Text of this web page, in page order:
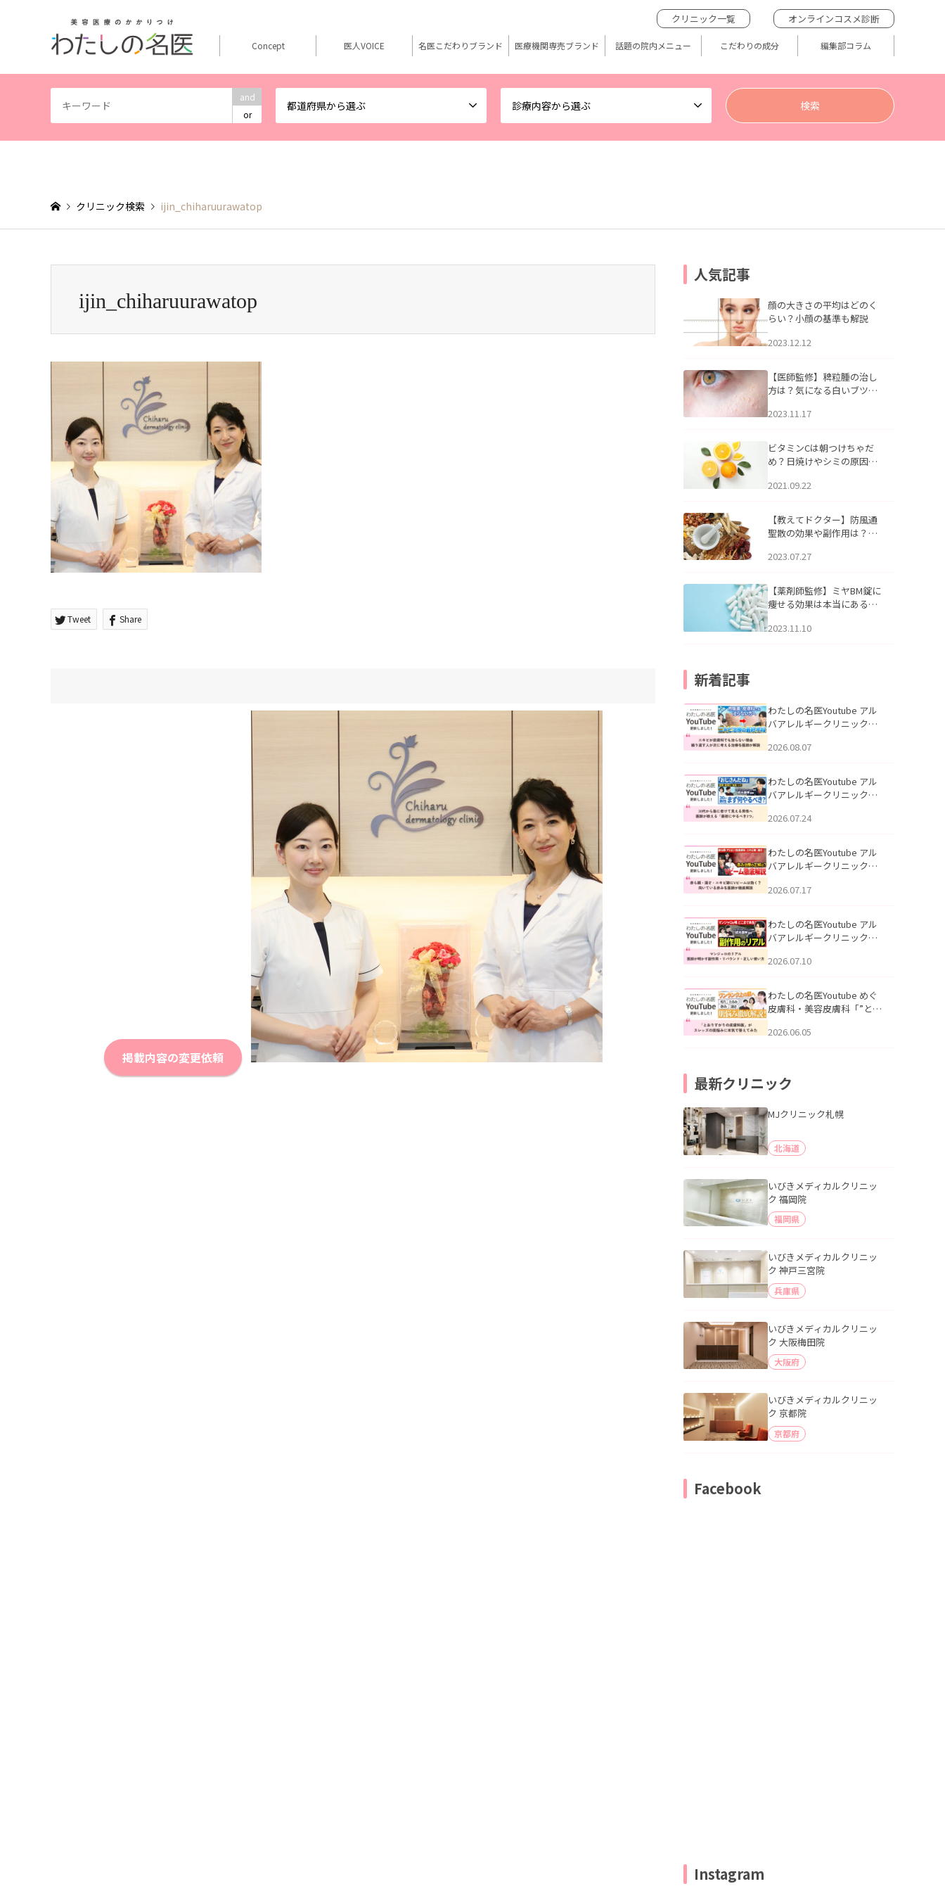
and
or
都道府県から選ぶ 診療内容から選ぶ
クリニック一覧 オンラインコスメ診断
Concept 医人VOICE 名医こだわりブランド 医療機関専売ブランド 話題の院内メニュー こだわりの成分 編集部コラム
クリニック検索 ijin_chiharuurawatop
ijin_chiharuurawatop
Tweet Share
掲載内容の変更依頼
人気記事
顔の大きさの平均はどのく
らい？小顔の基準も解説
2023.12.12
【医師監修】稗粒腫の治し
方は？気になる白いブツブ
アについて
2023.11.17
ビタミンCは朝つけちゃだ
め？日焼けやシミの原因に
2021.09.22
【教えてドクター】防風通
聖散の効果や副作用は？長
2023.07.27
【薬剤師監修】ミヤBM錠に
痩せる効果は本当にある
2023.11.10
新着記事
わたしの名医Youtube アル
バアレルギークリニック札
らない理由｜繰り返す人が
説」を公開いたしました。
2026.08.07
わたしの名医Youtube アル
バアレルギークリニック札
える男性へ｜医師が教える
公開いたしました。
2026.07.24
わたしの名医Youtube アル
バアレルギークリニック札
跡にVビームは効く？向いて
説」を公開いたしました。
2026.07.17
わたしの名医Youtube アル
バアレルギークリニック札
医師が明かす副作用・リバ
公開いたしました。
2026.07.10
わたしの名医Youtube めぐ
皮膚科・美容皮膚科「”とお
ッズの肌悩みに本気で答え
2026.06.05
最新クリニック
MJクリニック札幌
北海道
いびきメディカルクリニッ
ク 福岡院
福岡県
いびきメディカルクリニッ
ク 神戸三宮院
兵庫県
いびきメディカルクリニッ
ク 大阪梅田院
大阪府
いびきメディカルクリニッ
ク 京都院
京都府
Facebook
Instagram